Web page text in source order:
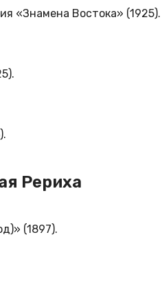
«Знамена Востока» (1925).
Рериха
(1897).